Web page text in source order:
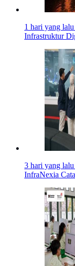
1 hari yang lalu
Infrastruktur
3 hari yang lalu
InfraNexia